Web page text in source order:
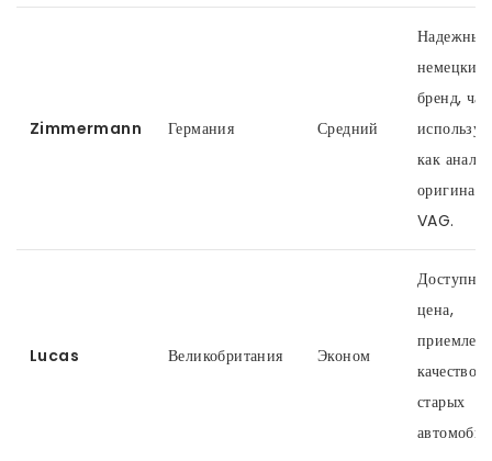
Zimmermann Германия Средний
Надежный
немецкий
бренд,
как аналог
VAG.
Lucas Великобритания Эконом
Доступная
цена,
качество
старых